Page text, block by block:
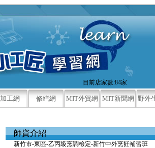
目前店家數:84家
加工網 修繕網 MIT外貿網 MIT新聞網 野外
師資介紹
新竹市-東區-乙丙級烹調檢定-新竹中外烹飪補習班